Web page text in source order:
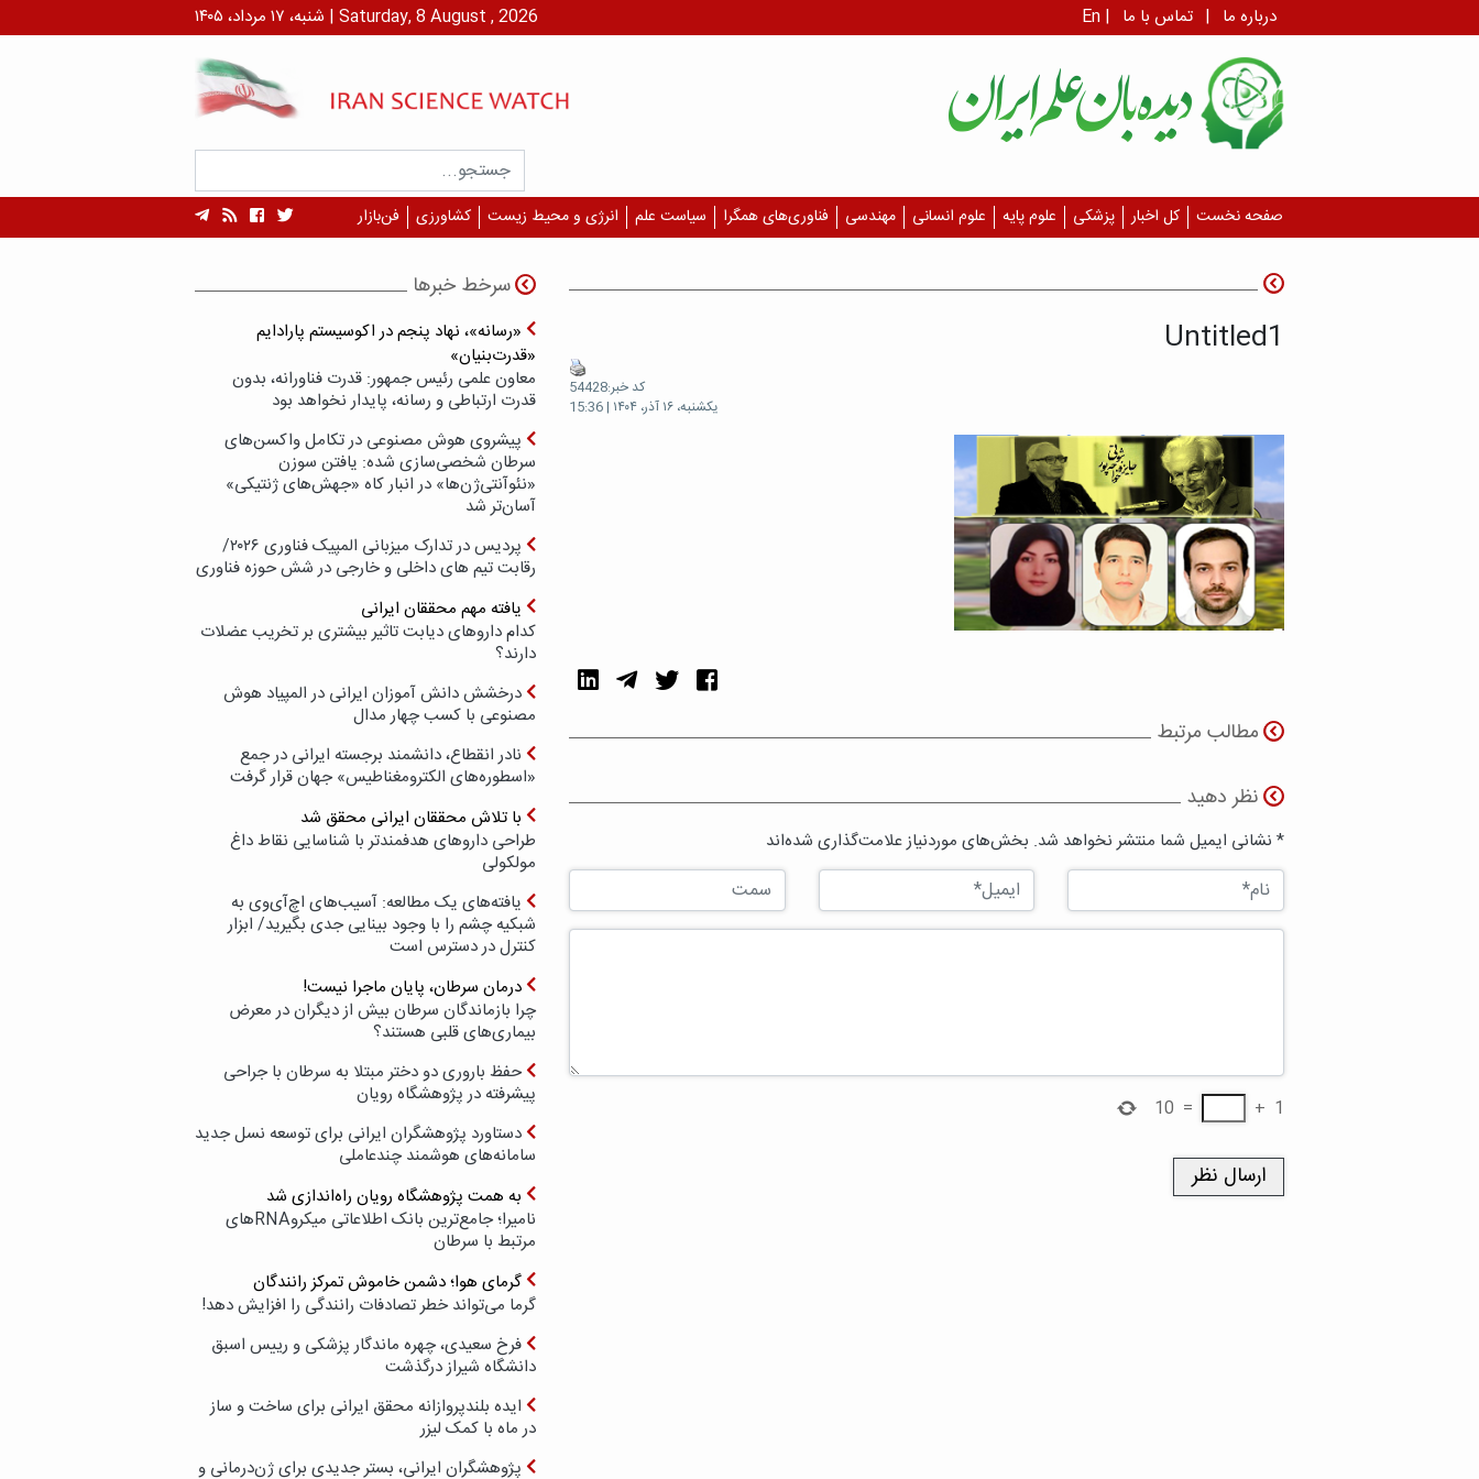
شنبه، ۱۷ مرداد، ۱۴۰۵ | Saturday, 8 August , 2026 En | درباره ما | تماس با ما
صفحه نخست کل اخبار پزشکی علوم پایه علوم انسانی مهندسی فناوری‌های همگرا سیاست علم انرژی و محیط زیست کشاورزی فن‌بازار
Untitled1
کد خبر:54428
یکشنبه، ۱۶ آذر، ۱۴۰۴ | 15:36
مطالب مرتبط
نظر دهید
* نشانی ایمیل شما منتشر نخواهد شد. بخش‌های موردنیاز علامت‌گذاری شده‌اند
1
+
=
10
سرخط خبرها
«رسانه»، نهاد پنجم در اکوسیستم پارادایم
«قدرت‌بنیان»
معاون علمی رئیس جمهور: قدرت فناورانه، بدون
قدرت ارتباطی و رسانه، پایدار نخواهد بود
پیشروی هوش مصنوعی در تکامل واکسن‌های
سرطان شخصی‌سازی شده: یافتن سوزن
«نئوآنتی‌ژن‌ها» در انبار کاه «جهش‌های ژنتیکی»
آسان‌تر شد
پردیس در تدارک میزبانی المپیک فناوری ۲۰۲۶/
رقابت تیم های داخلی و خارجی در شش حوزه فناوری
یافته مهم محققان ایرانی
کدام داروهای دیابت تاثیر بیشتری بر تخریب عضلات
دارند؟
درخشش دانش آموزان ایرانی در المپیاد هوش
مصنوعی با کسب چهار مدال
نادر انقطاع، دانشمند برجسته ایرانی در جمع
«اسطوره‌های الکترومغناطیس» جهان قرار گرفت
با تلاش محققان ایرانی محقق شد
طراحی داروهای هدفمندتر با شناسایی نقاط داغ
مولکولی
یافته‌های یک مطالعه: آسیب‌های اچ‌آی‌وی به
شبکیه چشم را با وجود بینایی جدی بگیرید/ ابزار
کنترل در دسترس است
درمان سرطان، پایان ماجرا نیست!
چرا بازماندگان سرطان بیش از دیگران در معرض
بیماری‌های قلبی هستند؟
حفظ باروری دو دختر مبتلا به سرطان با جراحی
پیشرفته در پژوهشگاه رویان
دستاورد پژوهشگران ایرانی برای توسعه نسل جدید
سامانه‌های هوشمند چندعاملی
به همت پژوهشگاه رویان راه‌اندازی شد
نامیرا؛ جامع‌ترین بانک اطلاعاتی میکروRNAهای
مرتبط با سرطان
گرمای هوا؛ دشمن خاموش تمرکز رانندگان
گرما می‌تواند خطر تصادفات رانندگی را افزایش دهد!
فرخ سعیدی، چهره ماندگار پزشکی و رییس اسبق
دانشگاه شیراز درگذشت
ایده بلندپروازانه محقق ایرانی برای ساخت و ساز
در ماه با کمک لیزر
پژوهشگران ایرانی، بستر جدیدی برای ژن‌درمانی و